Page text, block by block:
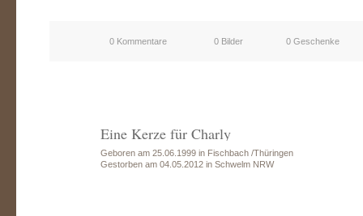
0 Kommentare 0 Bilder 0 Geschenke
Eine Kerze für Charly
Geboren am 25.06.1999 in Fischbach /Thüringen
Gestorben am 04.05.2012 in Schwelm NRW